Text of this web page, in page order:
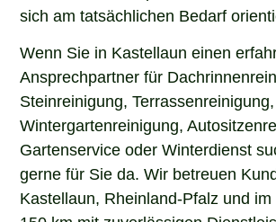
sich am tatsächlichen Bedarf
Wenn Sie in Kastellaun einen
Ansprechpartner für
Steinreinigung,
Wintergartenreinigung,
Gartenservice oder Winterdienst
gerne für Sie da. Wir betreuen
Kastellaun, Rheinland-Pfalz und